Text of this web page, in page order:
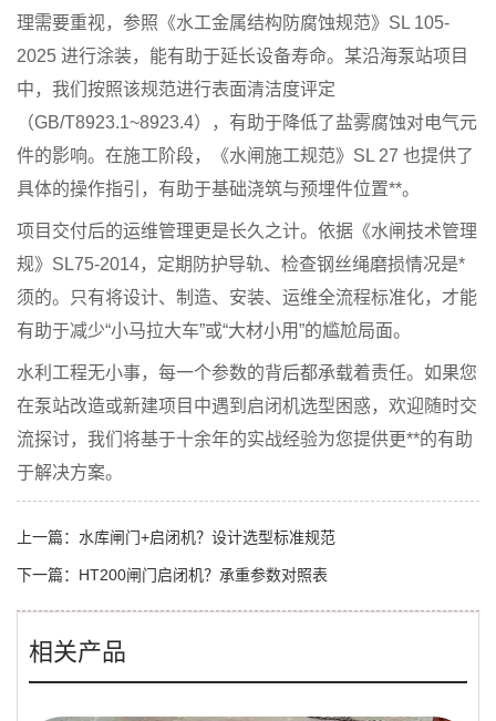
理需要重视，参照《水工金属结构防腐蚀规范》SL 105-
2025 进行涂装，能有助于延长设备寿命。某沿海泵站项目
中，我们按照该规范进行表面清洁度评定
（GB/T8923.1~8923.4），有助于降低了盐雾腐蚀对电气元
件的影响。在施工阶段，《水闸施工规范》SL 27 也提供了
具体的操作指引，有助于基础浇筑与预埋件位置**。
项目交付后的运维管理更是长久之计。依据《水闸技术管理
规》SL75-2014，定期防护导轨、检查钢丝绳磨损情况是*
须的。只有将设计、制造、安装、运维全流程标准化，才能
有助于减少“小马拉大车”或“大材小用”的尴尬局面。
水利工程无小事，每一个参数的背后都承载着责任。如果您
在泵站改造或新建项目中遇到启闭机选型困惑，欢迎随时交
流探讨，我们将基于十余年的实战经验为您提供更**的有助
于解决方案。
上一篇： 水库闸门+启闭机？设计选型标准规范
下一篇： HT200闸门启闭机？承重参数对照表
相关产品